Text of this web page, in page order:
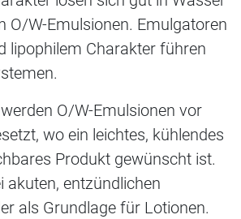
O/W-Emulsionen. Emulgatoren
lipophilem Charakter führen
O/W-Emulsionen vor
wo ein leichtes, kühlendes
Produkt gewünscht ist.
akuten, entzündlichen
als Grundlage für Lotionen.